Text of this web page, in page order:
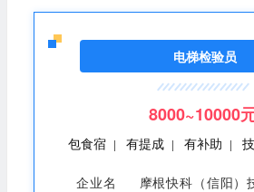
电梯检验员
8000~10000
包食宿 | 有提成 | 有补助 |
企业名
摩根快科（信阳）